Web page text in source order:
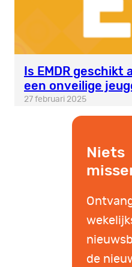
Is EMDR geschikt
een onveilige
27 februari 2025
Niets
de